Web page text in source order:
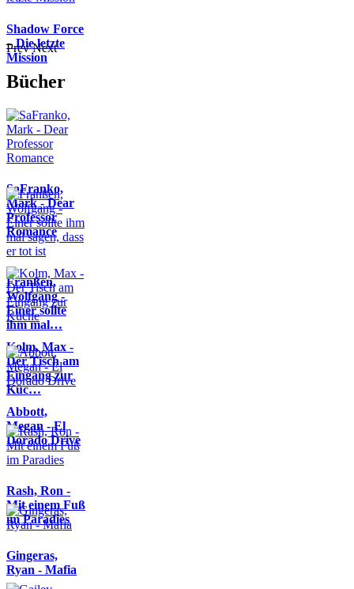
Shadow Force
– Die letzte
Mission
Prev Next
Bücher
SaFranko,
Mark - Dear
Professor
Romance
Franßen,
Wolfgang -
Einer sollte
ihm mal…
Kolm, Max -
Der Tisch am
Eingang zur
Küc…
Abbott,
Megan - El
Dorado Drive
Rash, Ron -
Mit einem Fuß
im Paradies
Gingeras,
Ryan - Mafia